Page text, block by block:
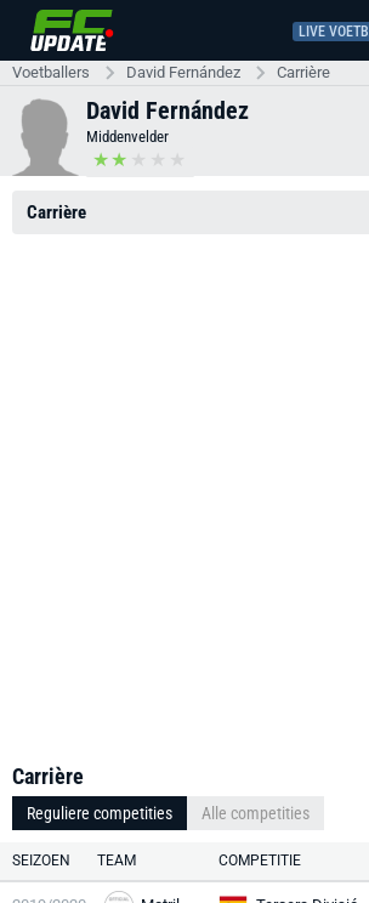
LIVE
Voetballers David Fernández Carrière
David Fernández
Middenvelder
Carrière
Carrière
Reguliere competities Alle competities
SEIZOEN TEAM COMPETITIE